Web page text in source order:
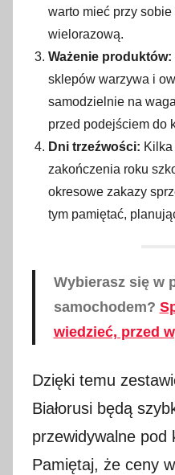
warto mieć przy sobie
wielorazową.
Ważenie produktów:
sklepów warzywa i
samodzielnie na
przed podejściem do
Dni trzeźwości:
zakończenia roku
okresowe zakazy
tym pamiętać,
Wybierasz się w
samochodem?
wiedzieć, przed
Dzięki temu
Białorusi będą
przewidywalne pod
Pamiętaj, że ceny